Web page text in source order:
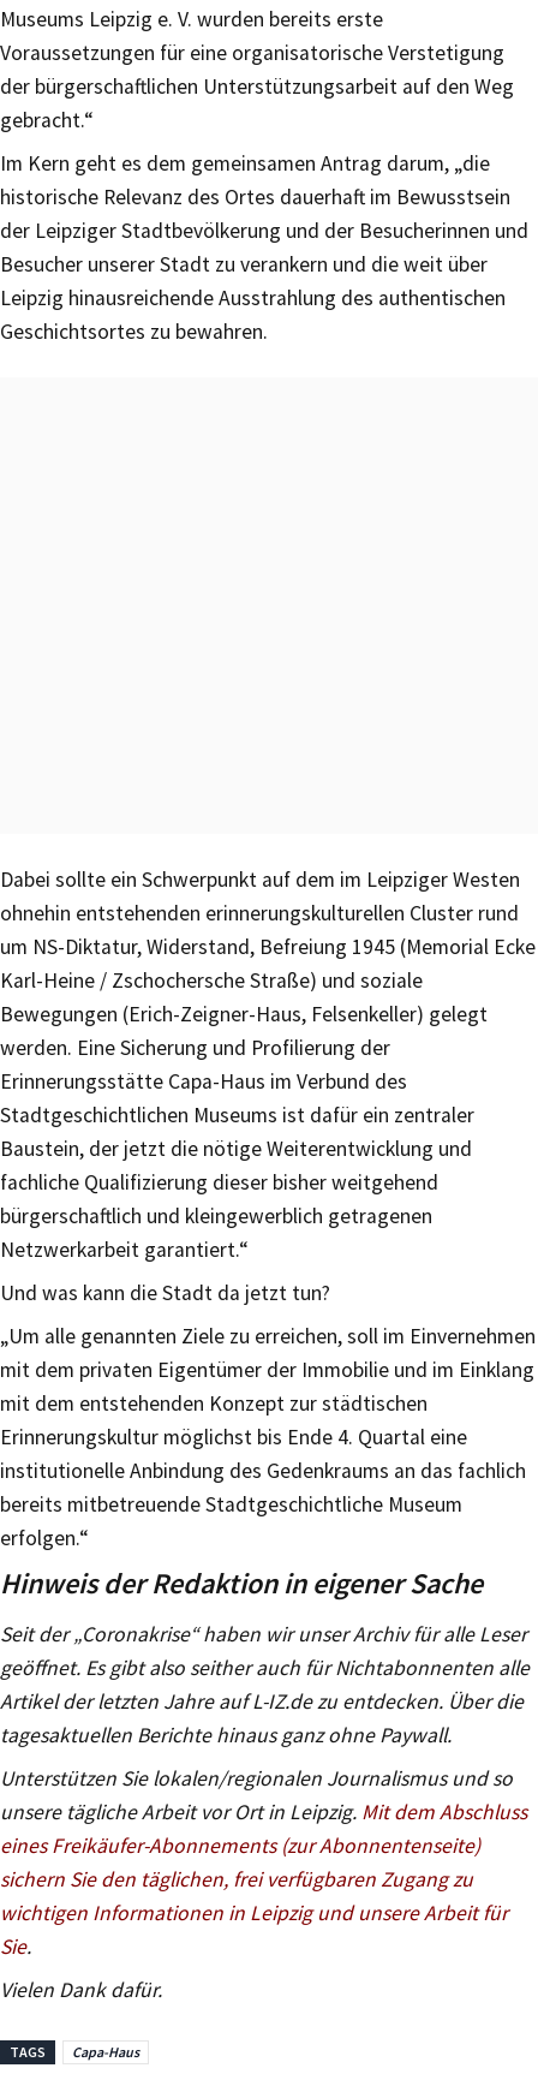
Museums Leipzig e. V. wurden bereits erste
Voraussetzungen für eine organisatorische Verstetigung
der bürgerschaftlichen Unterstützungsarbeit auf den Weg
gebracht.“
Im Kern geht es dem gemeinsamen Antrag darum, „die
historische Relevanz des Ortes dauerhaft im Bewusstsein
der Leipziger Stadtbevölkerung und der Besucherinnen und
Besucher unserer Stadt zu verankern und die weit über
Leipzig hinausreichende Ausstrahlung des authentischen
Geschichtsortes zu bewahren.
Dabei sollte ein Schwerpunkt auf dem im Leipziger Westen
ohnehin entstehenden erinnerungskulturellen Cluster rund
um NS-Diktatur, Widerstand, Befreiung 1945 (Memorial Ecke
Karl-Heine / Zschochersche Straße) und soziale
Bewegungen (Erich-Zeigner-Haus, Felsenkeller) gelegt
werden. Eine Sicherung und Profilierung der
Erinnerungsstätte Capa-Haus im Verbund des
Stadtgeschichtlichen Museums ist dafür ein zentraler
Baustein, der jetzt die nötige Weiterentwicklung und
fachliche Qualifizierung dieser bisher weitgehend
bürgerschaftlich und kleingewerblich getragenen
Netzwerkarbeit garantiert.“
Und was kann die Stadt da jetzt tun?
„Um alle genannten Ziele zu erreichen, soll im Einvernehmen
mit dem privaten Eigentümer der Immobilie und im Einklang
mit dem entstehenden Konzept zur städtischen
Erinnerungskultur möglichst bis Ende 4. Quartal eine
institutionelle Anbindung des Gedenkraums an das fachlich
bereits mitbetreuende Stadtgeschichtliche Museum
erfolgen.“
Hinweis der Redaktion in eigener Sache
Seit der „Coronakrise“ haben wir unser Archiv für alle Leser
geöffnet. Es gibt also seither auch für Nichtabonnenten alle
Artikel der letzten Jahre auf L-IZ.de zu entdecken. Über die
tagesaktuellen Berichte hinaus ganz ohne Paywall.
Unterstützen Sie lokalen/regionalen Journalismus und so
unsere tägliche Arbeit vor Ort in Leipzig. Mit dem Abschluss
eines Freikäufer-Abonnements (zur Abonnentenseite)
sichern Sie den täglichen, frei verfügbaren Zugang zu
wichtigen Informationen in Leipzig und unsere Arbeit für
Sie.
Vielen Dank dafür.
TAGS Capa-Haus